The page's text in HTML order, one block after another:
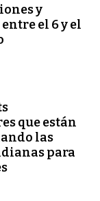
y
el 6 y el
que están
las
para